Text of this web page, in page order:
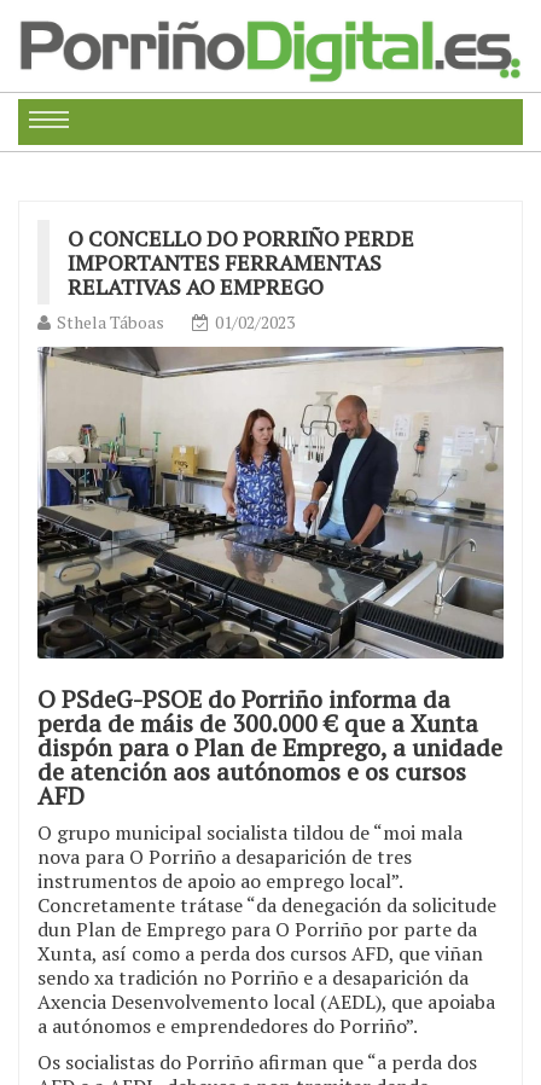
O CONCELLO DO PORRIÑO PERDE
IMPORTANTES FERRAMENTAS
RELATIVAS AO EMPREGO
Sthela Táboas 01/02/2023
O PSdeG-PSOE do Porriño informa da
perda de máis de 300.000 € que a Xunta
dispón para o Plan de Emprego, a unidade
de atención aos autónomos e os cursos
AFD
O grupo municipal socialista tildou de “moi mala
nova para O Porriño a desaparición de tres
instrumentos de apoio ao emprego local”.
Concretamente trátase “da denegación da solicitude
dun Plan de Emprego para O Porriño por parte da
Xunta, así como a perda dos cursos AFD, que viñan
sendo xa tradición no Porriño e a desaparición da
Axencia Desenvolvemento local (AEDL), que apoiaba
a autónomos e emprendedores do Porriño”.
Os socialistas do Porriño afirman que “a perda dos